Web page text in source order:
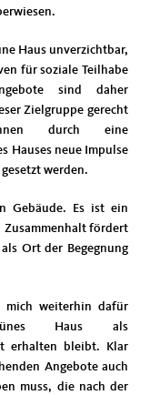
Haus unverzichtbar,
für soziale Teilhabe
sind daher
Zielgruppe gerecht
durch eine
Hauses neue Impulse
werden.
Gebäude. Es ist ein
Zusammenhalt fördert
Ort der Begegnung
mich weiterhin dafür
Haus als
erhalten bleibt. Klar
Angebote auch
muss, die nach der